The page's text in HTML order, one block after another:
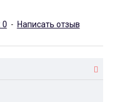
0 - Написать отзыв